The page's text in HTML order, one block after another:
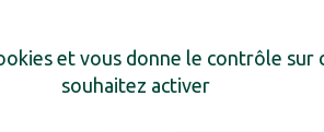
mural
Sèche-
et vous donne le contrôle sur
souhaitez activer